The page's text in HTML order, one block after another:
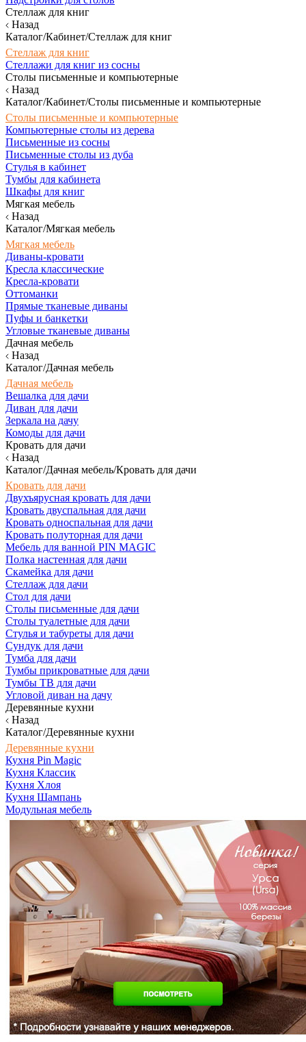
Стеллаж для книг
Назад
Каталог/Кабинет/Стеллаж для книг
Стеллаж для книг
Стеллажи для книг из сосны
Столы письменные и компьютерные
Назад
Каталог/Кабинет/Столы письменные и компьютерные
Столы письменные и компьютерные
Компьютерные столы из дерева
Письменные из сосны
Письменные столы из дуба
Стулья в кабинет
Тумбы для кабинета
Шкафы для книг
Мягкая мебель
Назад
Каталог/Мягкая мебель
Мягкая мебель
Диваны-кровати
Кресла классические
Кресла-кровати
Оттоманки
Прямые тканевые диваны
Пуфы и банкетки
Угловые тканевые диваны
Дачная мебель
Назад
Каталог/Дачная мебель
Дачная мебель
Вешалка для дачи
Диван для дачи
Зеркала на дачу
Комоды для дачи
Кровать для дачи
Назад
Каталог/Дачная мебель/Кровать для дачи
Кровать для дачи
Двухъярусная кровать для дачи
Кровать двуспальная для дачи
Кровать односпальная для дачи
Кровать полуторная для дачи
Мебель для ванной PIN MAGIC
Полка настенная для дачи
Скамейка для дачи
Стеллаж для дачи
Стол для дачи
Столы письменные для дачи
Столы туалетные для дачи
Стулья и табуреты для дачи
Сундук для дачи
Тумба для дачи
Тумбы прикроватные для дачи
Тумбы ТВ для дачи
Угловой диван на дачу
Деревянные кухни
Назад
Каталог/Деревянные кухни
Деревянные кухни
Кухня Pin Magic
Кухня Классик
Кухня Хлоя
Кухня Шампань
Модульная мебель